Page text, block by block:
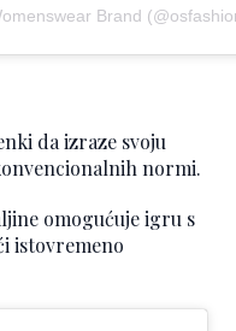
Brand
da izraze svoju
normi.
omogućuje igru s
istovremeno